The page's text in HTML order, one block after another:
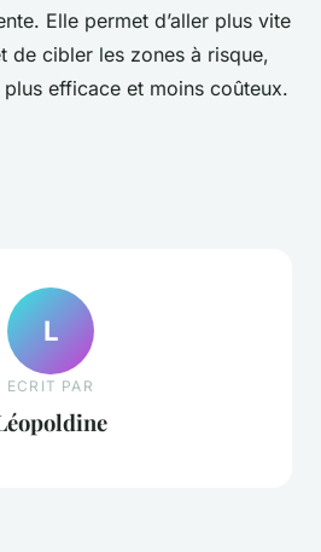
Elle permet d’aller plus vite
de cibler les zones à risque,
efficace et moins coûteux.
L
ECRIT PAR